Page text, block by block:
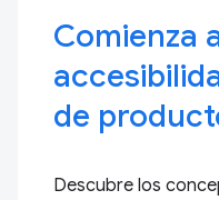
Comienza
de
Descubre los